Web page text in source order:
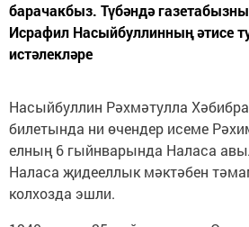
барачакбыз. Түбәндә
Исрафил Насыйбуллинның әтисе
истәлекләре
Насыйбуллин Рәхмәтулла
билетында ни өчендер исеме
елның 6 гыйнварында Наласа
Наласа җидееллык мәктәбен
колхозда эшли.